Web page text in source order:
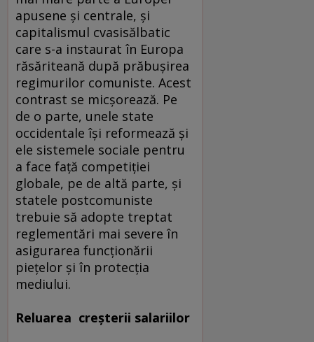
apusene şi centrale, şi
capitalismul cvasisălbatic
care s-a instaurat în Europa
răsăriteană după prăbuşirea
regimurilor comuniste. Acest
contrast se micşorează. Pe
de o parte, unele state
occidentale îşi reformează şi
ele sistemele sociale pentru
a face faţă competiţiei
globale, pe de altă parte, şi
statele postcomuniste
trebuie să adopte treptat
reglementări mai severe în
asigurarea funcţionării
pieţelor şi în protecţia
mediului.
Reluarea creşterii salariilor